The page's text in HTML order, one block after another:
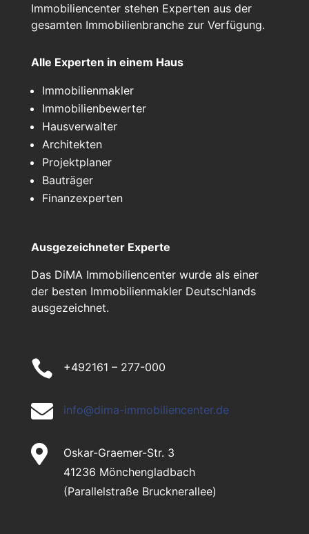
Immobiliencenter stehen Experten aus der
gesamten Immobilienbranche zur Verfügung.
Alle Experten in einem Haus
Immobilienmakler
Immobilienbewerter
Hausverwalter
Architekten
Projektplaner
Bauträger
Finanzexperten
Ausgezeichneter Experte
Das DiMA Immobiliencenter wurde als einer
der besten Immobilienmakler Deutschlands
ausgezeichnet.
 +492161 – 277-000
 info@dima-immobiliencenter.de

Oskar-Graemer-Str. 3
41236 Mönchengladbach
(Parallelstraße Brucknerallee)